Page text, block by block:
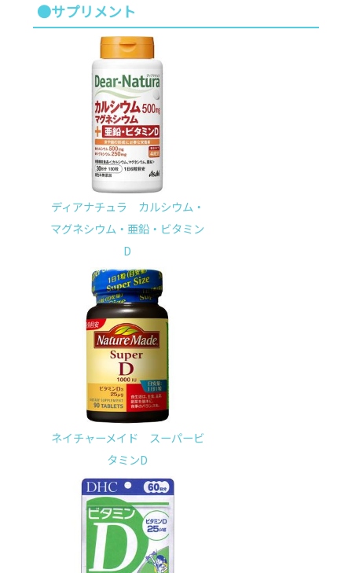
●サプリメント
ディアナチュラ カルシウム・
マグネシウム・亜鉛・ビタミン
D
ネイチャーメイド スーパービ
タミンD